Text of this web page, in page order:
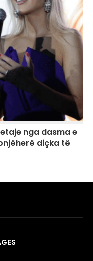
nga dasma e
diçka të